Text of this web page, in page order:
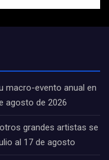
macro-evento anual en
agosto de 2026
grandes artistas se
al 17 de agosto